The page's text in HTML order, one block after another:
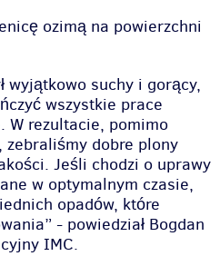
ozimą na powierzchni
wyjątkowo suchy i gorący,
wszystkie prace
W rezultacie, pomimo
dobre plony
Jeśli chodzi o uprawy
w optymalnym czasie,
opadów, które
- powiedział Bogdan
IMC.